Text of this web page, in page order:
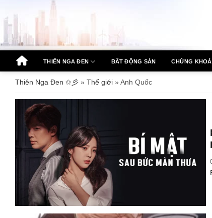
qua
dung
THIÊN NGA ĐEN BẤT ĐỘNG SẢN CHỨNG
Thiên Nga Đen ✩彡 » Thế giới » Anh Quốc